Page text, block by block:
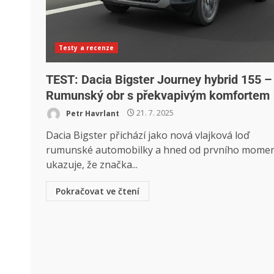
Testy a recenze
TEST: Dacia Bigster Journey hybrid 155 –
Rumunský obr s překvapivým komfortem
Petr Havrlant 21. 7. 2025
Dacia Bigster přichází jako nová vlajková loď
rumunské automobilky a hned od prvního
ukazuje, že značka...
Pokračovat ve čtení